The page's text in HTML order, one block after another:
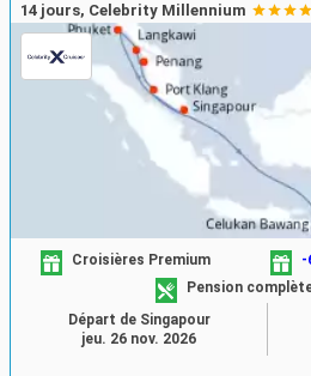
Ports
14 jours, Celebrity Millennium
Croisières Premium
-
Pension
Départ de Singapour
jeu. 26 nov. 2026